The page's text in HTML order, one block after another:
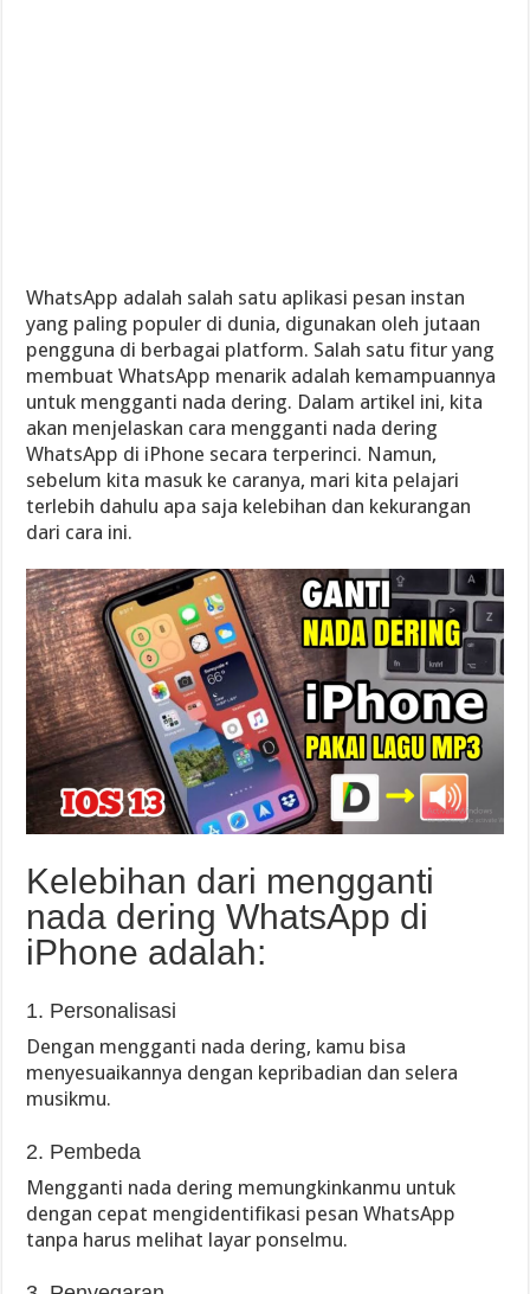
WhatsApp adalah salah satu aplikasi pesan instan
yang paling populer di dunia, digunakan oleh jutaan
pengguna di berbagai platform. Salah satu fitur yang
membuat WhatsApp menarik adalah kemampuannya
untuk mengganti nada dering. Dalam artikel ini, kita
akan menjelaskan cara mengganti nada dering
WhatsApp di iPhone secara terperinci. Namun,
sebelum kita masuk ke caranya, mari kita pelajari
terlebih dahulu apa saja kelebihan dan kekurangan
dari cara ini.
Kelebihan dari mengganti
nada dering WhatsApp di
iPhone adalah:
1. Personalisasi
Dengan mengganti nada dering, kamu bisa
menyesuaikannya dengan kepribadian dan selera
musikmu.
2. Pembeda
Mengganti nada dering memungkinkanmu untuk
dengan cepat mengidentifikasi pesan WhatsApp
tanpa harus melihat layar ponselmu.